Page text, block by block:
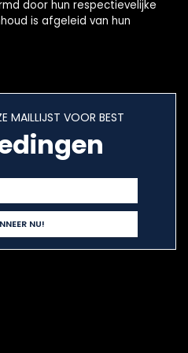
door hun respectievelijke
is afgeleid van hun
MAILLIJST VOOR BEST